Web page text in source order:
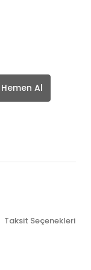
Hemen Al
Taksit Seçenekleri